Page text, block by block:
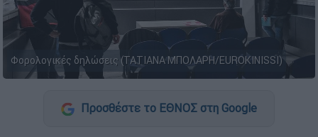
Φορολογικές δηλώσεις (ΤΑΤΙΑΝΑ ΜΠΟΛΑΡΗ/EUROKINISSI)
Προσθέστε το ΕΘΝΟΣ στη Google